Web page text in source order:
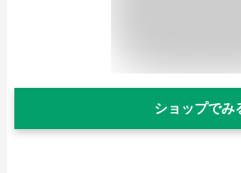
ショップでみ